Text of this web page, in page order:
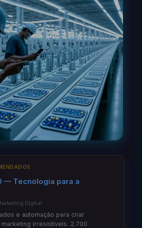
— Tecnologia para a
Digital
e automação para criar
irresistíveis. 2.700